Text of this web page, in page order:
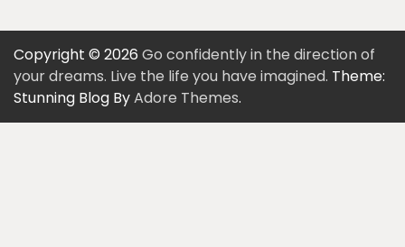
Copyright © 2026 Go confidently in the direction of
your dreams. Live the life you have imagined. Theme:
Stunning Blog ByAdore Themes.